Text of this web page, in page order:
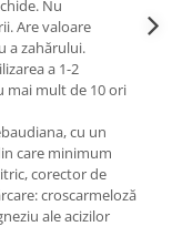
Nu
Are valoare
a zahărului.
a 1-2
mai mult de 10 ori
cu un
care minimum
corector de
croscarmeloză
ale acizilor